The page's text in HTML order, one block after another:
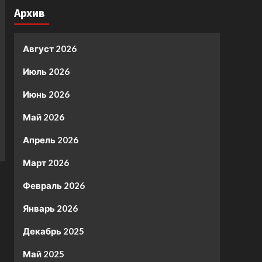
Архив
Август 2026
Июль 2026
Июнь 2026
Май 2026
Апрель 2026
Март 2026
Февраль 2026
Январь 2026
Декабрь 2025
Май 2025